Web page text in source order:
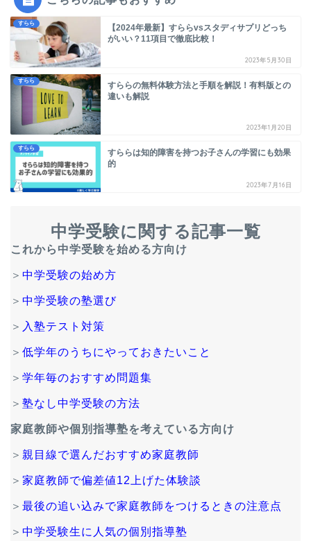
すらら
【2024年最新】すららvsスタディサプリどっち
がいい？11項目で徹底比較！
2023年5月30日
すらら
すららの無料体験方法と手順を解説！有料版との
違いも解説
2023年1月20日
すらら
すららは知的障害を持つお子さんの学習にも効果
的
2023年7月16日
中学受験に関する記事一覧
これから中学受験を始める方向け
＞ 中学受験の始め方
＞ 中学受験の塾選び
＞ 入塾テスト対策
＞ 低学年のうちにやっておきたいこと
＞ 学年毎のおすすめ問題集
＞ 塾なし中学受験の方法
家庭教師や個別指導塾を考えている方向け
＞ 親目線で選んだおすすめ家庭教師
＞ 家庭教師で偏差値12上げた体験談
＞ 最後の追い込みで家庭教師をつけるときの注意点
＞ 中学受験生に人気の個別指導塾